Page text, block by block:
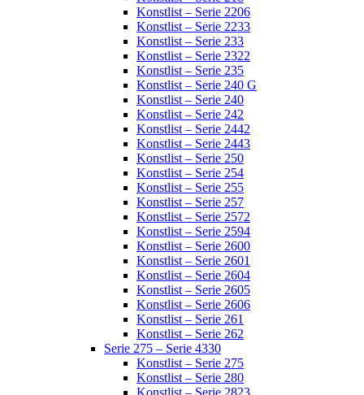
Konstlist – Serie 2206
Konstlist – Serie 2233
Konstlist – Serie 233
Konstlist – Serie 2322
Konstlist – Serie 235
Konstlist – Serie 240 G
Konstlist – Serie 240
Konstlist – Serie 242
Konstlist – Serie 2442
Konstlist – Serie 2443
Konstlist – Serie 250
Konstlist – Serie 254
Konstlist – Serie 255
Konstlist – Serie 257
Konstlist – Serie 2572
Konstlist – Serie 2594
Konstlist – Serie 2600
Konstlist – Serie 2601
Konstlist – Serie 2604
Konstlist – Serie 2605
Konstlist – Serie 2606
Konstlist – Serie 261
Konstlist – Serie 262
Serie 275 – Serie 4330
Konstlist – Serie 275
Konstlist – Serie 280
Konstlist – Serie 2823